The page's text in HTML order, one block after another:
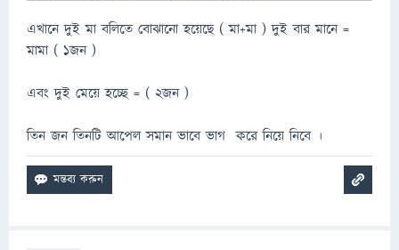
এখানে দুই মা বলিতে বোঝানো হয়েছে ( মা+মা ) দুই বার মানে =
মামা ( ১জন )
এবং দুই মেয়ে হচ্ছে = ( ২জন )
তিন জন তিনটি আপেল সমান ভাবে ভাগ করে নিয়ে নিবে ।